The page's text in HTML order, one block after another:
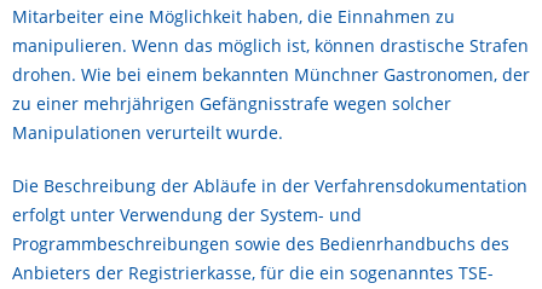
Mitarbeiter eine Möglichkeit haben, die Einnahmen zu
manipulieren. Wenn das möglich ist, können drastische Strafen
drohen. Wie bei einem bekannten Münchner Gastronomen, der
zu einer mehrjährigen Gefängnisstrafe wegen solcher
Manipulationen verurteilt wurde.
Die Beschreibung der Abläufe in der Verfahrensdokumentation
erfolgt unter Verwendung der System- und
Programmbeschreibungen sowie des Bedienrhandbuchs des
Anbieters der Registrierkasse, für die ein sogenanntes TSE-